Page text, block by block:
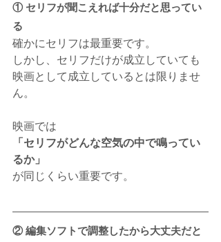
① セリフが聞こえれば十分だと思ってい
る
確かにセリフは最重要です。
しかし、セリフだけが成立していても
映画として成立しているとは限りませ
ん。
映画では
「セリフがどんな空気の中で鳴ってい
るか」
が同じくらい重要です。
② 編集ソフトで調整したから大丈夫だと